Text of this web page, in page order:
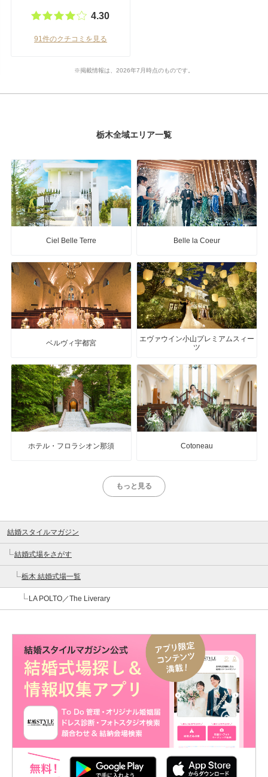
4.30
91件のクチコミを見る
※掲載情報は、2026年7月時点のものです。
栃木全域エリア一覧
Ciel Belle Terre Belle la Coeur
ベルヴィ宇都宮
エヴァウイン小山プレミアムスィー
ツ
ホテル・フロラシオン那須 Cotoneau
もっと見る
結婚スタイルマガジン
結婚式場をさがす
栃木 結婚式場一覧
LA POLTO／The Liverary